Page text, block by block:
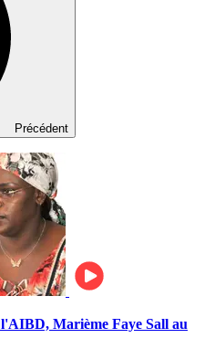
Précédent
Marième Faye Sall au